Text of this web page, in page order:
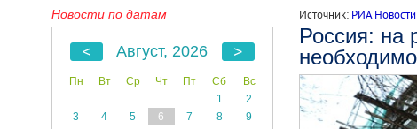
Новости по датам
Август, 2026
Пн Вт Ср Чт Пт Сб
Вс
1
2
3
4 5 6 7 8
9
Источник: РИА Новости
Россия: на